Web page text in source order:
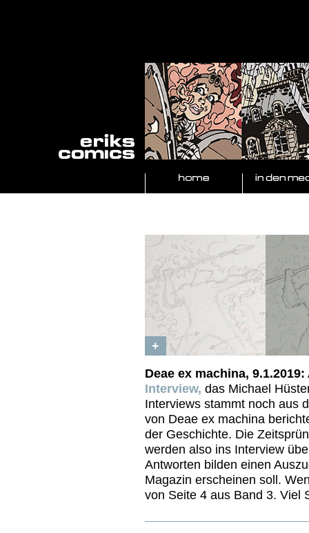
+
Deae ex machina, 9.1.2019:
Interview, das Michael
Interviews stammt noch aus
von Deae ex machina
der Geschichte. Die
werden also ins Interview
Antworten bilden einen
Magazin erscheinen soll.
von Seite 4 aus Band 3. Viel